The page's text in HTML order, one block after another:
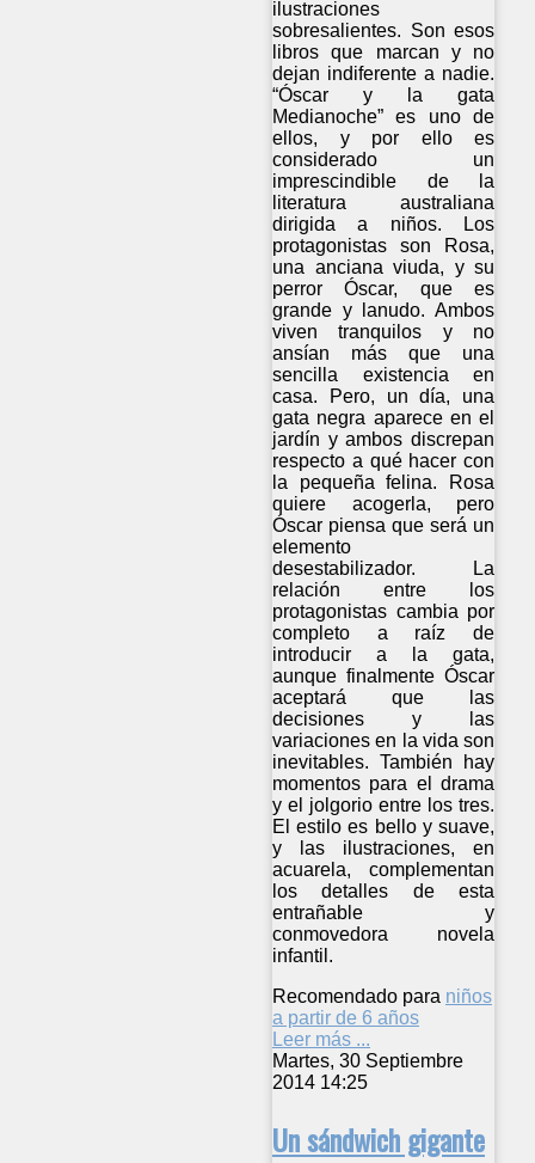
ilustraciones
sobresalientes. Son esos
libros que marcan y no
dejan indiferente a nadie.
“Óscar y la gata
Medianoche” es uno de
ellos, y por ello es
considerado un
imprescindible de la
literatura australiana
dirigida a niños. Los
protagonistas son Rosa,
una anciana viuda, y su
perror Óscar, que es
grande y lanudo. Ambos
viven tranquilos y no
ansían más que una
sencilla existencia en
casa. Pero, un día, una
gata negra aparece en el
jardín y ambos discrepan
respecto a qué hacer con
la pequeña felina. Rosa
quiere acogerla, pero
Óscar piensa que será un
elemento
desestabilizador. La
relación entre los
protagonistas cambia por
completo a raíz de
introducir a la gata,
aunque finalmente Óscar
aceptará que las
decisiones y las
variaciones en la vida son
inevitables. También hay
momentos para el drama
y el jolgorio entre los tres.
El estilo es bello y suave,
y las ilustraciones, en
acuarela, complementan
los detalles de esta
entrañable y
conmovedora novela
infantil.
Recomendado para niños
a partir de 6 años
Leer más ...
Martes, 30 Septiembre
2014 14:25
Un sándwich gigante